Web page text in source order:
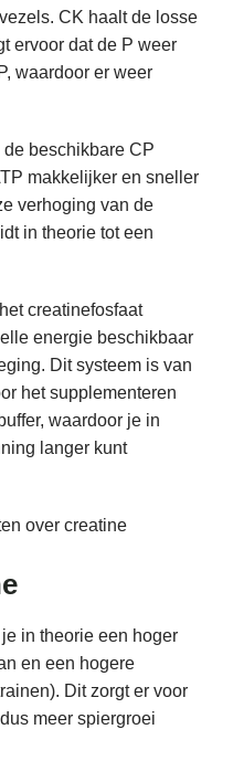
CK haalt de losse
ervoor dat de P weer
waardoor er weer
beschikbare CP
makkelijker en sneller
verhoging van de
in theorie tot een
creatinefosfaat
energie beschikbaar
Dit systeem is van
het supplementeren
waardoor je in
langer kunt
in theorie een hoger
en een hogere
Dit zorgt er voor
meer spiergroei